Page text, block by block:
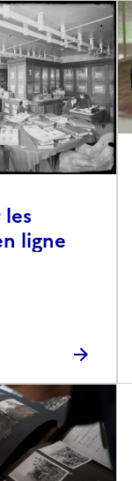
ligne